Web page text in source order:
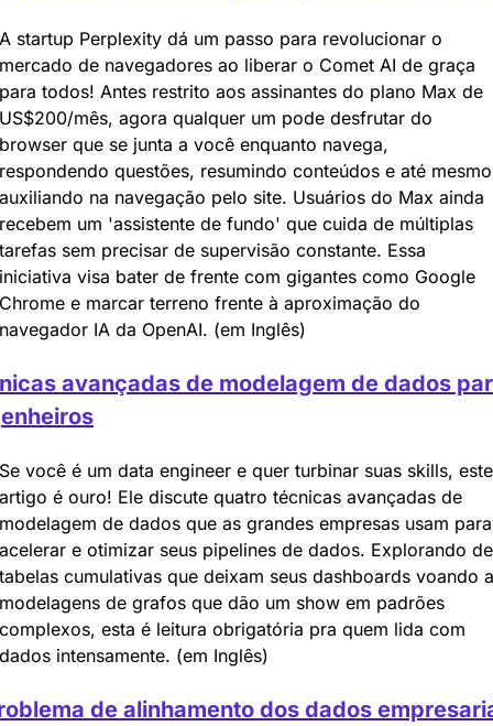
A startup Perplexity dá um passo para revolucionar o
mercado de navegadores ao liberar o Comet AI de graça
para todos! Antes restrito aos assinantes do plano Max de
US$200/mês, agora qualquer um pode desfrutar do
browser que se junta a você enquanto navega,
respondendo questões, resumindo conteúdos e até mesmo
auxiliando na navegação pelo site. Usuários do Max ainda
recebem um 'assistente de fundo' que cuida de múltiplas
tarefas sem precisar de supervisão constante. Essa
iniciativa visa bater de frente com gigantes como Google
Chrome e marcar terreno frente à aproximação do
navegador IA da OpenAI. (em Inglês)
avançadas de modelagem de dados
Se você é um data engineer e quer turbinar suas skills, este
artigo é ouro! Ele discute quatro técnicas avançadas de
modelagem de dados que as grandes empresas usam para
acelerar e otimizar seus pipelines de dados. Explorando de
tabelas cumulativas que deixam seus dashboards voando a
modelagens de grafos que dão um show em padrões
complexos, esta é leitura obrigatória pra quem lida com
dados intensamente. (em Inglês)
de alinhamento dos dados